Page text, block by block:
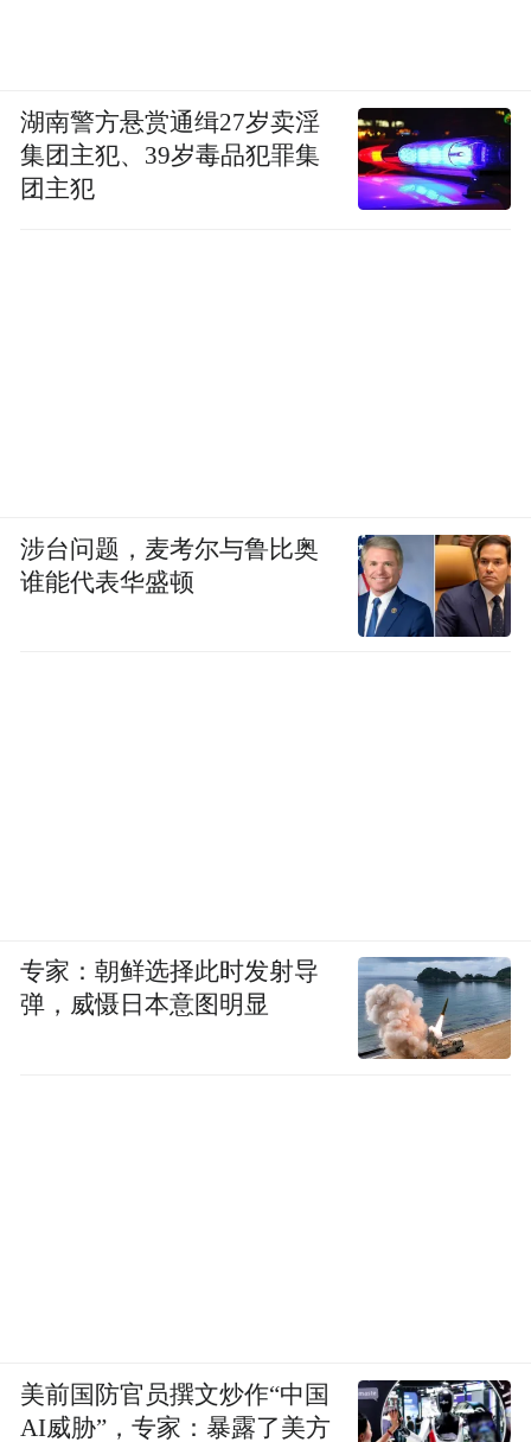
湖南警方悬赏通缉27岁卖淫
集团主犯、39岁毒品犯罪集
团主犯
涉台问题，麦考尔与鲁比奥
谁能代表华盛顿
专家：朝鲜选择此时发射导
弹，威慑日本意图明显
美前国防官员撰文炒作“中国
AI威胁”，专家：暴露了美方